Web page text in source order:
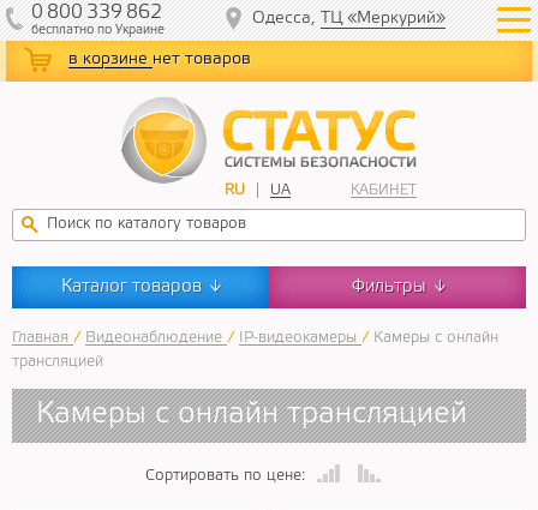
в корзине нет товаров
RU UA КАБИНЕТ
0 800 339 862
бесплатнопо Украине
Одесса, ТЦ «Меркурий»
Каталог товаров ↓ Фильтры ↓
Главная / Видеонаблюдение / IP-видеокамеры / Камеры с онлайн
трансляцией
Камеры с онлайн трансляцией
Сортировать по цене: